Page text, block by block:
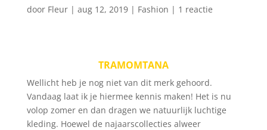
door Fleur| aug 12, 2019| Fashion | 1 reactie
TRAMOMTANA
Wellicht heb je nog niet van dit merk gehoord.
Vandaag laat ik je hiermee kennis maken! Het is nu
volop zomer en dan dragen we natuurlijk luchtige
kleding. Hoewel de najaarscollecties alweer